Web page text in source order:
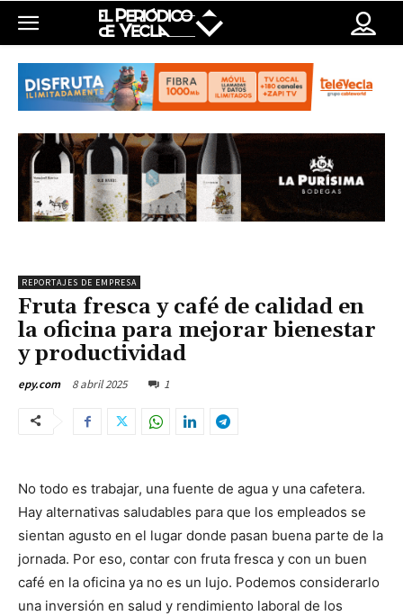
REPORTAJES DE EMPRESA
Fruta fresca y café de calidad en
la oficina para mejorar bienestar
y productividad
epy.com 8 abril 2025 1
No todo es trabajar, una fuente de agua y una cafetera.
Hay alternativas saludables para que los empleados se
sientan agusto en el lugar donde pasan buena parte de la
jornada. Por eso, contar con fruta fresca y con un buen
café en la oficina ya no es un lujo. Podemos considerarlo
una inversión en salud y rendimiento laboral de los